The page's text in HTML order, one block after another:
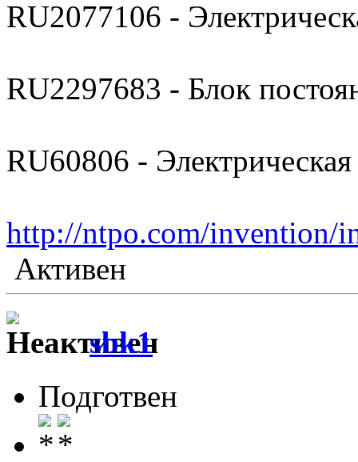
RU2077106 -
RU2297683 - Блок
RU60806 -
http://ntpo.com/invention/
Активен
sbk1
Подготвен